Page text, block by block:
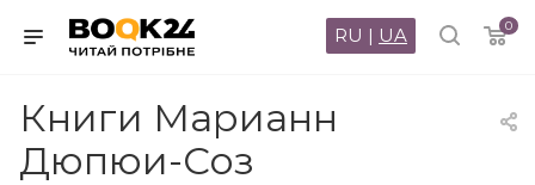
0
RU | UA
Книги Марианн
Дюпюи-Соз